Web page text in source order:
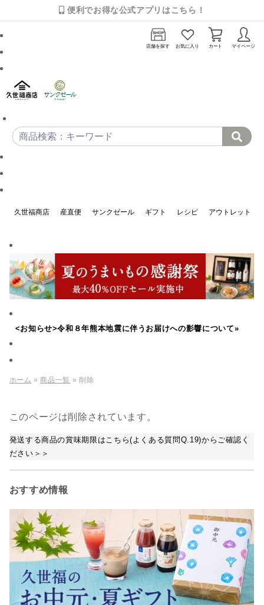
便利でお得な公式アプリはこちら！
店舗を探す お気に入り カート マイページ
久世福商店 産直便 サンクゼール ギフト レシピ アウトレット
<お知らせ>令和８年熊本地震に伴うお届けへの影響について»
ホーム »商品一覧 » 削除
このページは削除されています。
発送する商品の賞味期限はこちら(よくある質問Q.19)からご確認く
ださい＞＞
おすすめ情報